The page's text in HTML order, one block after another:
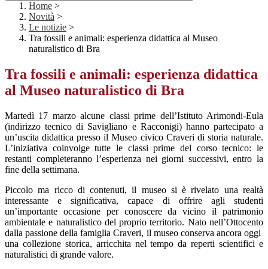
Home >
Novità >
Le notizie >
Tra fossili e animali: esperienza didattica al Museo
naturalistico di Bra
Tra fossili e animali: esperienza didattica
al Museo naturalistico di Bra
Martedì 17 marzo alcune classi prime dell’Istituto Arimondi-Eula
(indirizzo tecnico di Savigliano e Racconigi) hanno partecipato a
un’uscita didattica presso il Museo civico Craveri di storia naturale.
L’iniziativa coinvolge tutte le classi prime del corso tecnico: le
restanti completeranno l’esperienza nei giorni successivi, entro la
fine della settimana.
Piccolo ma ricco di contenuti, il museo si è rivelato una realtà
interessante e significativa, capace di offrire agli studenti
un’importante occasione per conoscere da vicino il patrimonio
ambientale e naturalistico del proprio territorio. Nato nell’Ottocento
dalla passione della famiglia Craveri, il museo conserva ancora oggi
una collezione storica, arricchita nel tempo da reperti scientifici e
naturalistici di grande valore.